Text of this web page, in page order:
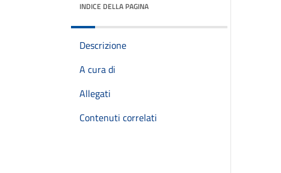
INDICE DELLA PAGINA
Descrizione
A cura di
Allegati
Contenuti correlati